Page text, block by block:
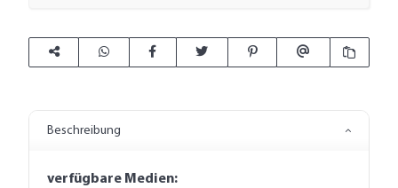
Beschreibung
verfügbare Medien: